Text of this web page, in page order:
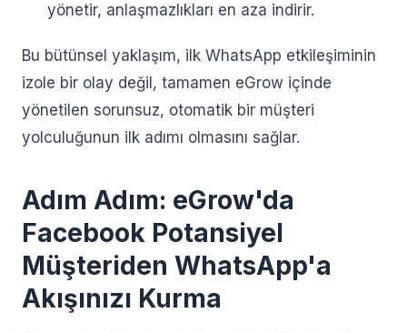
yönetir, anlaşmazlıkları en aza indirir.
Bu bütünsel yaklaşım, ilk WhatsApp etkileşiminin
izole bir olay değil, tamamen eGrow içinde
yönetilen sorunsuz, otomatik bir müşteri
yolculuğunun ilk adımı olmasını sağlar.
Adım Adım: eGrow'da
Facebook Potansiyel
Müşteriden WhatsApp'a
Akışınızı Kurma